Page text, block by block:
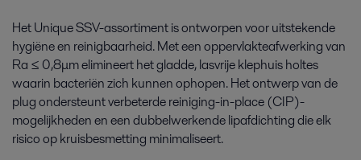
Het Unique SSV-assortiment is ontworpen voor uitstekende
hygiëne en reinigbaarheid. Met een oppervlakteafwerking van
Ra ≤ 0,8μm elimineert het gladde, lasvrije klephuis holtes
waarin bacteriën zich kunnen ophopen. Het ontwerp van de
plug ondersteunt verbeterde reiniging-in-place (CIP)-
mogelijkheden en een dubbelwerkende lipafdichting die elk
risico op kruisbesmetting minimaliseert.